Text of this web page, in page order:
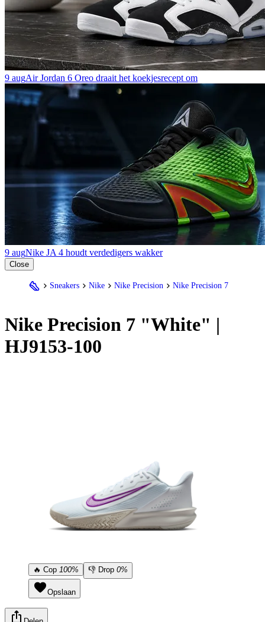
9 augAir Jordan 6 Oreo draait het koekjesrecept om
9 augNike JA 4 houdt verdedigers wakker
Close
Sneakers Nike Nike Precision Nike Precision 7
Nike Precision 7 "White" |
HJ9153-100
🔥 Cop 100% 👎 Drop 0%
Opslaan